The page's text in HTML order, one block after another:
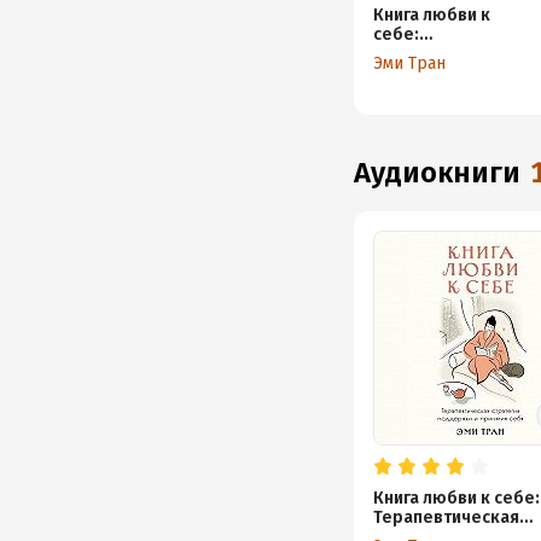
Книга любви к
себе:
Терапевтическа
я стратегия
Эми Тран
аудиокниги
Книга любви к себе:
Терапевтическая
стратегия